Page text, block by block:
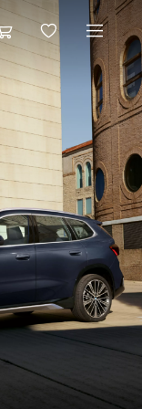
Configurator și preț